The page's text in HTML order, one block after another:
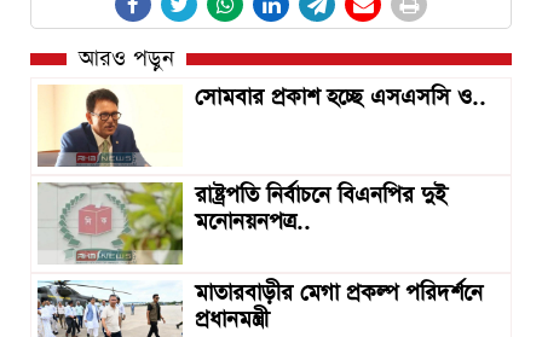
আরও পড়ুন
সোমবার প্রকাশ হচ্ছে এসএসসি ও..
রাষ্ট্রপতি নির্বাচনে বিএনপির দুই
মনোনয়নপত্র..
মাতারবাড়ীর মেগা প্রকল্প পরিদর্শনে
প্রধানমন্ত্রী